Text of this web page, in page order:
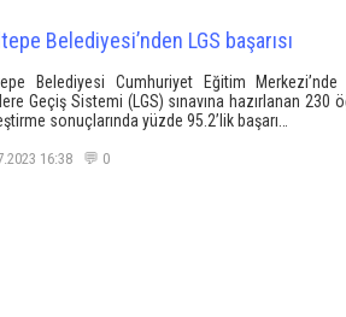
Belediyesi’nden LGS başarısı
Belediyesi Cumhuriyet Eğitim Merkezi’nde
Geçiş Sistemi (LGS) sınavına hazırlanan 230
sonuçlarında yüzde 95.2’lik başarı…
16:38 💬 0